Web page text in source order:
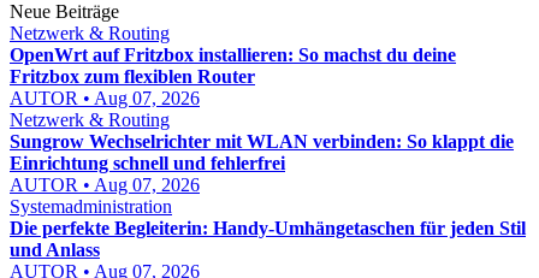
Neue Beiträge
Netzwerk & Routing
OpenWrt auf Fritzbox installieren: So machst du deine
Fritzbox zum flexiblen Router
AUTOR • Aug 07, 2026
Netzwerk & Routing
Sungrow Wechselrichter mit WLAN verbinden: So klappt die
Einrichtung schnell und fehlerfrei
AUTOR • Aug 07, 2026
Systemadministration
Die perfekte Begleiterin: Handy-Umhängetaschen für jeden Stil
und Anlass
AUTOR • Aug 07, 2026